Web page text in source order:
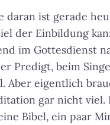
daran ist gerade
der Einbildung
im Gottesdienst
Predigt, beim
Aber eigentlich
gar nicht viel.
Bibel, ein paar